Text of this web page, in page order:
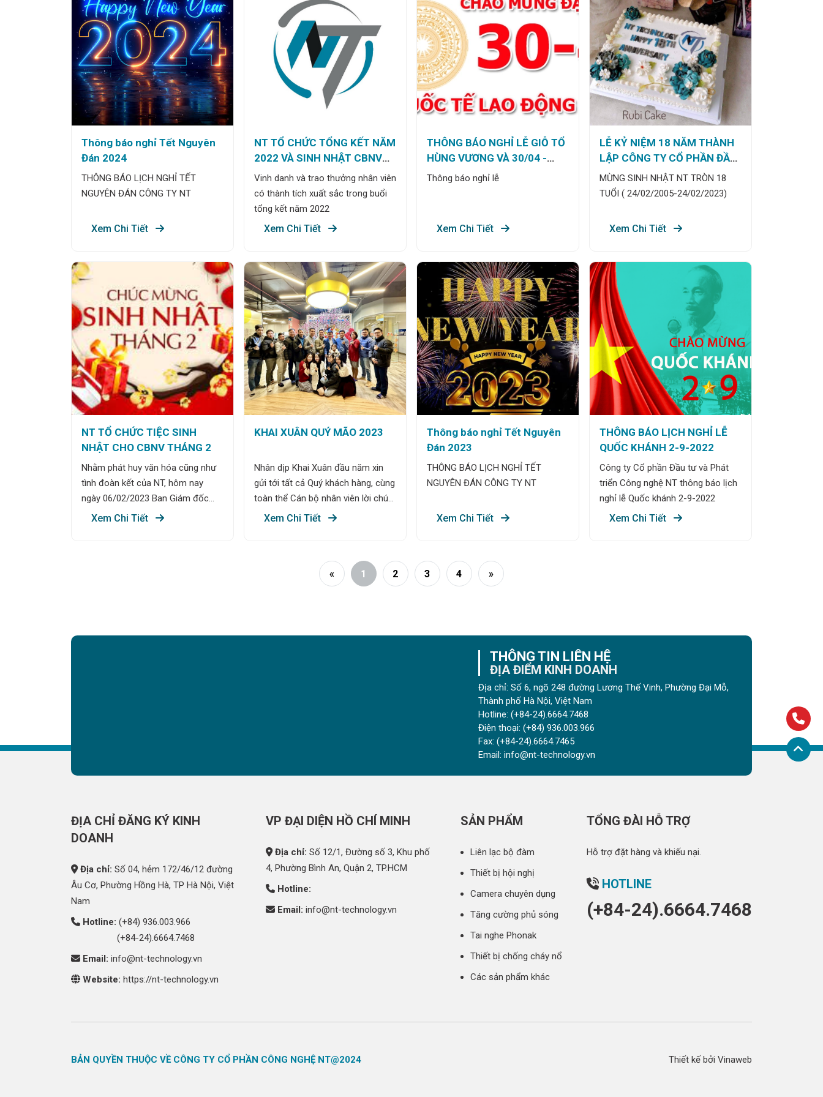
Cường tại sự kiện quan trọng này.
Thông báo nghỉ Tết Nguyên
Đán 2024
THÔNG BÁO LỊCH NGHỈ TẾT
NGUYÊN ĐÁN CÔNG TY NT
Xem Chi Tiết
NT TỔ CHỨC TỔNG KẾT NĂM
2022 VÀ SINH NHẬT CBNV
QUÝ 3/2023
Vinh danh và trao thưởng nhân viên
có thành tích xuất sắc trong buổi
tổng kết năm 2022
Xem Chi Tiết
THÔNG BÁO NGHỈ LỄ GIỖ TỔ
HÙNG VƯƠNG VÀ 30/04 -
01/05/2023
Thông báo nghỉ lễ
Xem Chi Tiết
LỄ KỶ NIỆM 18 NĂM THÀNH
LẬP CÔNG TY CỔ PHẦN ĐẦU
TƯ VÀ PHÁT TRIỂN CÔNG
NGHỆ NT
MỪNG SINH NHẬT NT TRÒN 18
TUỔI ( 24/02/2005-24/02/2023)
Xem Chi Tiết
NT TỔ CHỨC TIỆC SINH
NHẬT CHO CBNV THÁNG 2
Nhằm phát huy văn hóa cũng như
tình đoàn kết của NT, hôm nay
ngày 06/02/2023 Ban Giám đốc
cùng Công đoàn Công ty NT tổ
Xem Chi Tiết
KHAI XUÂN QUÝ MÃO 2023
Nhân dịp Khai Xuân đầu năm xin
gửi tới tất cả Quý khách hàng, cùng
toàn thể Cán bộ nhân viên lời chúc
sức khỏe, hạnh phúc, tài lộc, mọi
năm sẽ đầy thành công
Xem Chi Tiết
Thông báo nghỉ Tết Nguyên
Đán 2023
THÔNG BÁO LỊCH NGHỈ TẾT
NGUYÊN ĐÁN CÔNG TY NT
Xem Chi Tiết
THÔNG BÁO LỊCH NGHỈ LỄ
QUỐC KHÁNH 2-9-2022
Công ty Cổ phần Đầu tư và Phát
triển Công nghệ NT thông báo lịch
nghỉ lễ Quốc khánh 2-9-2022
Xem Chi Tiết
« 1 2 3 4 »
THÔNG TIN LIÊN HỆ
ĐỊA ĐIỂM KINH DOANH
Địa chỉ: Số 6, ngõ 248 đường Lương Thế Vinh, Phường Đại Mỗ,
Thành phố Hà Nội, Việt Nam
Hotline: (+84-24).6664.7468
Điện thoại: (+84) 936.003.966
Fax: (+84-24).6664.7465
Email: info@nt-technology.vn
ĐỊA CHỈ ĐĂNG KÝ KINH
DOANH
Địa chỉ: Số 04, hẻm 172/46/12 đường
Âu Cơ, Phường Hồng Hà, TP Hà Nội, Việt
Nam
Hotline: (+84) 936.003.966
(+84-24).6664.7468
Email: info@nt-technology.vn
Website: https://nt-technology.vn
VP ĐẠI DIỆN HỒ CHÍ MINH
Địa chỉ: Số 12/1, Đường số 3, Khu phố
4, Phường Bình An, Quận 2, TP.HCM
Hotline:
Email: info@nt-technology.vn
SẢN PHẨM
Liên lạc bộ đàm
Thiết bị hội nghị
Camera chuyên dụng
Tăng cường phủ sóng
Tai nghe Phonak
Thiết bị chống cháy nổ
Các sản phẩm khác
TỔNG ĐÀI HỖ TRỢ
Hỗ trợ đặt hàng và khiếu nại.
HOTLINE
(+84-24).6664.7468
BẢN QUYỀN THUỘC VỀ CÔNG TY CỔ PHẦN CÔNG NGHỆ NT@2024 Thiết kế bởi Vinaweb